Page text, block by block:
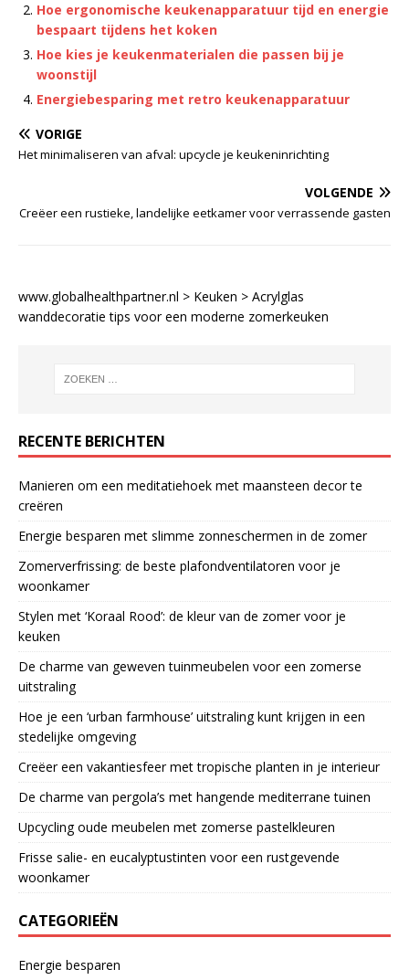
Hoe ergonomische keukenapparatuur tijd en energie
bespaart tijdens het koken
Hoe kies je keukenmaterialen die passen bij je
woonstijl
Energiebesparing met retro keukenapparatuur
VORIGE
Het minimaliseren van afval: upcycle je keukeninrichting
VOLGENDE
Creëer een rustieke, landelijke eetkamer voor verrassende gasten
www.globalhealthpartner.nl > Keuken > Acrylglas
wanddecoratie tips voor een moderne zomerkeuken
RECENTE BERICHTEN
Manieren om een meditatiehoek met maansteen decor te
creëren
Energie besparen met slimme zonneschermen in de zomer
Zomerverfrissing: de beste plafondventilatoren voor je
woonkamer
Stylen met ‘Koraal Rood’: de kleur van de zomer voor je
keuken
De charme van geweven tuinmeubelen voor een zomerse
uitstraling
Hoe je een ‘urban farmhouse’ uitstraling kunt krijgen in een
stedelijke omgeving
Creëer een vakantiesfeer met tropische planten in je interieur
De charme van pergola’s met hangende mediterrane tuinen
Upcycling oude meubelen met zomerse pastelkleuren
Frisse salie- en eucalyptustinten voor een rustgevende
woonkamer
CATEGORIEËN
Energie besparen